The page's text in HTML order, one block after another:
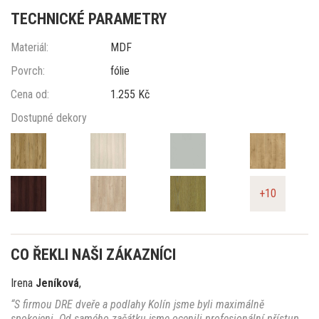
TECHNICKÉ PARAMETRY
Materiál:
MDF
Povrch:
fólie
Cena od:
1.255 Kč
Dostupné dekory
+10
CO ŘEKLI NAŠI ZÁKAZNÍCI
Irena Jeníková,
“S firmou DRE dveře a podlahy Kolín jsme byli maximálně